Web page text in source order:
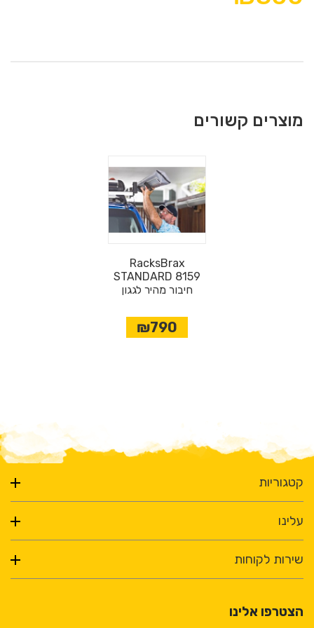
לסרטים נוספים והסברים נוספים
מוצרים קשורים
RacksBrax
STANDARD 8159
חיבור מהיר לגגון
₪790
קטגוריות
עלינו
שירות לקוחות
הצטרפו אלינו